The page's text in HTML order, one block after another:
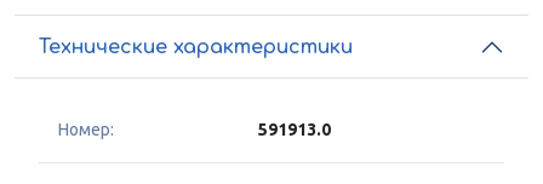
Технические характеристики
Номер: 591913.0